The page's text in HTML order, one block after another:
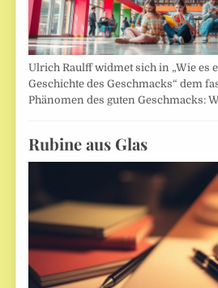
Ulrich Raulff widmet sich in „Wie es
Geschichte des Geschmacks“ dem
Phänomen des guten Geschmacks:
Rubine aus Glas